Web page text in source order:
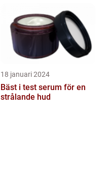
18 januari 2024
Bäst i test serum för en
strålande hud